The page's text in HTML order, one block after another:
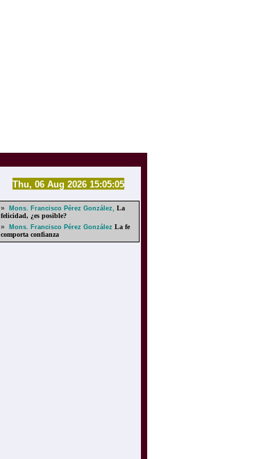
Thu, 06 Aug 2026 15:05:05
» Mons. Francisco Pérez González, La
felicidad, ¿es posible?
»
Mons. Francisco Pérez González La fe
comporta confianza